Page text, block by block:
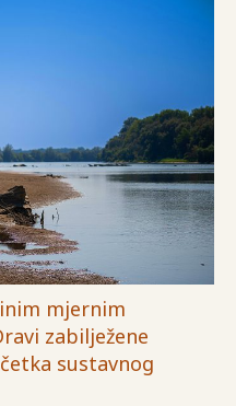
mjernim
zabilježene
sustavnog